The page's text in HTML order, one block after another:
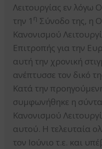
Λειτουργίας εν λόγω
την 1 η Σύνοδο της, η
Κανονισμού
Επιτροπής για την
αυτή την χρονική
ανέπτυσσε τον δικό
Κατά την
συμφωνήθηκε η
Κανονισμού
αυτού. Η τελευταία
τον Ιούνιο τ.ε. και